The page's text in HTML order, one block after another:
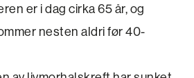
er i dag cirka 65 år, og
nesten aldri før 40-